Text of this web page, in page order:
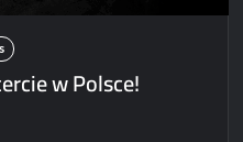
w Polsce!